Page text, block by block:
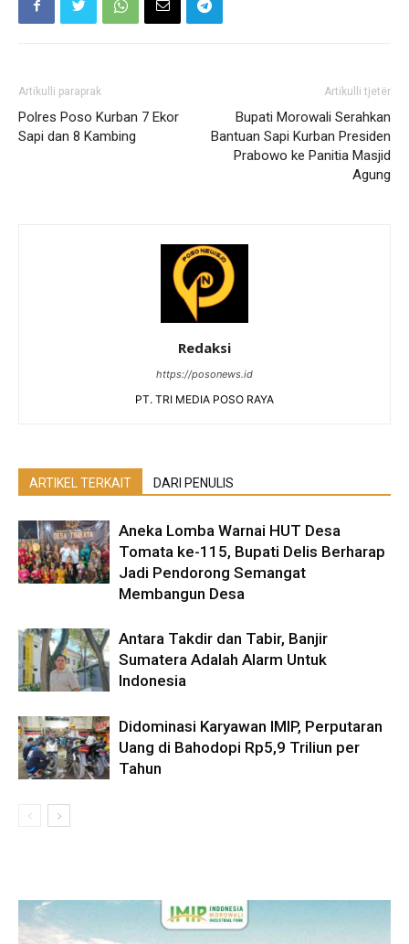
Artikulli paraprak
Polres Poso Kurban 7 Ekor
Sapi dan 8 Kambing
Artikulli tjetër
Bupati Morowali Serahkan
Bantuan Sapi Kurban Presiden
Prabowo ke Panitia Masjid
Agung
Redaksi
https://posonews.id
PT. TRI MEDIA POSO RAYA
ARTIKEL TERKAIT DARI PENULIS
Aneka Lomba Warnai HUT Desa
Tomata ke-115, Bupati Delis Berharap
Jadi Pendorong Semangat
Membangun Desa
Antara Takdir dan Tabir, Banjir
Sumatera Adalah Alarm Untuk
Indonesia
Didominasi Karyawan IMIP, Perputaran
Uang di Bahodopi Rp5,9 Triliun per
Tahun